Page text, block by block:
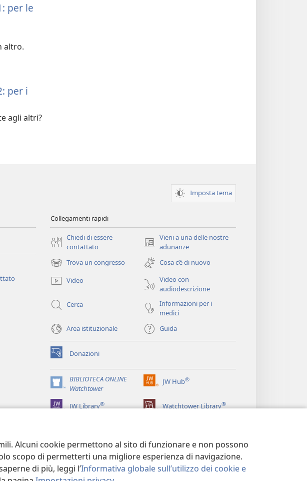
Alcuni cookie permettono al sito di funzionare e non possono
scopo di permetterti una migliore esperienza di navigazione.
di più, leggi l’Informativa globale sull’utilizzo dei cookie e
per le
altro.
per i
agli altri?
Imposta tema
Collegamenti rapidi
Chiedi di essere
contattato
Vieni a una delle nostre
adunanze
(apre
una
nuova
finestra)
Trova un congresso
(apre
una
nuova
Cosa c’è di nuovo
Video
Video con
audiodescrizione
Cerca
Informazioni per i
medici
Area istituzionale
Guida
Donazioni
(apre
una
nuova
finestra)
BIBLIOTECA ONLINE
Watchtower
(apre
una
nuova
JW Hub®
(apre
nuova
JW Library® Watchtower Library®